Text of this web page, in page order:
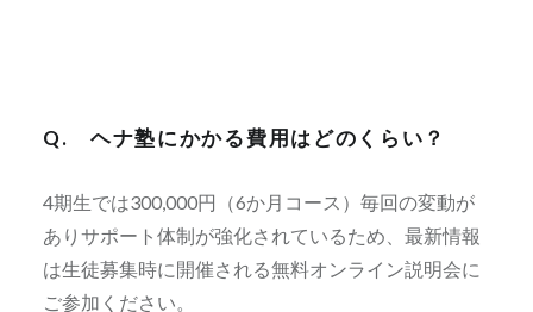
Q. ヘナ塾にかかる費用はどのくらい？
4期生では300,000円（6か月コース）毎回の変動が
ありサポート体制が強化されているため、最新情報
は生徒募集時に開催される無料オンライン説明会に
ご参加ください。